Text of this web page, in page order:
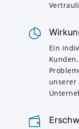
Ein
unserer